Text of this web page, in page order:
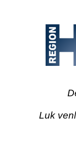
Luk